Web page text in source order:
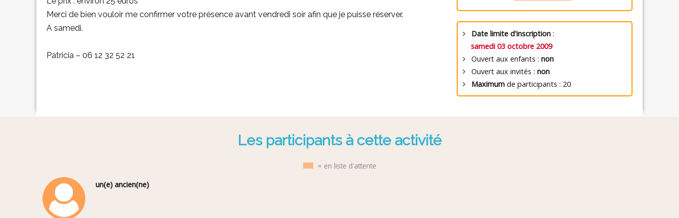
Merci de bien vouloir me confirmer votre présence avant vendredi soir afin que je puisse réserver.
A samedi.
Patricia – 06 12 32 52 21
Date limite d'inscription:
samedi 03 octobre 2009
Ouvert aux enfants : non
Ouvert aux invités : non
Maximumde participants : 20
Les participants à cette activité
= en liste d'attente
un(e) ancien(ne)